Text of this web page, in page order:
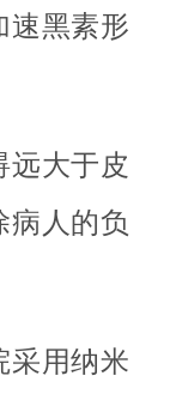
速黑素形
远大于皮
病人的负
采用纳米